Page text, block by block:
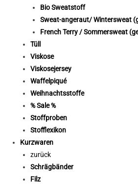
Bio Sweatstoff
Sweat-angeraut/ Wintersweat
French Terry / Sommersweat
Tüll
Viskose
Viskosejersey
Waffelpiqué
Weihnachtsstoffe
% Sale %
Stoffproben
Stofflexikon
Kurzwaren
zurück
Schrägbänder
Filz